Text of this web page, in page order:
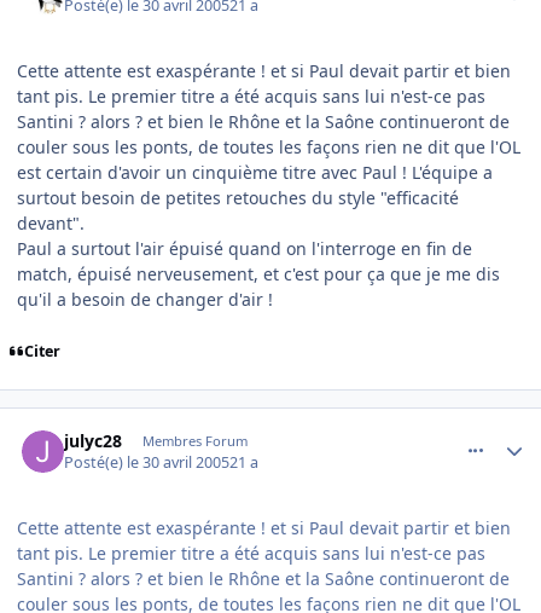
Posté(e) le 30 avril 200521 a
Cette attente est exaspérante ! et si Paul devait partir et bien
tant pis. Le premier titre a été acquis sans lui n'est-ce pas
Santini ? alors ? et bien le Rhône et la Saône continueront de
couler sous les ponts, de toutes les façons rien ne dit que l'OL
est certain d'avoir un cinquième titre avec Paul ! L'équipe a
surtout besoin de petites retouches du style "efficacité
devant".
Paul a surtout l'air épuisé quand on l'interroge en fin de
match, épuisé nerveusement, et c'est pour ça que je me dis
qu'il a besoin de changer d'air !
Citer
julyc28 Membres Forum
Posté(e) le 30 avril 200521 a
Cette attente est exaspérante ! et si Paul devait partir et bien
tant pis. Le premier titre a été acquis sans lui n'est-ce pas
Santini ? alors ? et bien le Rhône et la Saône continueront de
couler sous les ponts, de toutes les façons rien ne dit que l'OL